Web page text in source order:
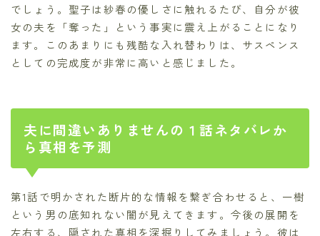
でしょう。聖子は紗春の優しさに触れるたび、自分が彼
女の夫を「奪った」という事実に震え上がることになり
ます。このあまりにも残酷な入れ替わりは、サスペンス
としての完成度が非常に高いと感じました。
夫に間違いありませんの１話ネタバレか
ら真相を予測
第1話で明かされた断片的な情報を繋ぎ合わせると、一樹
という男の底知れない闇が見えてきます。今後の展開を
左右する、隠された真相を深掘りしてみましょう。彼は